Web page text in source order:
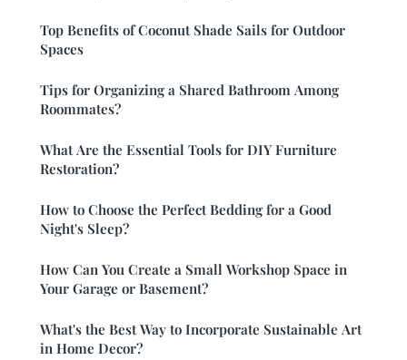
Top Benefits of Coconut Shade Sails for Outdoor
Spaces
Tips for Organizing a Shared Bathroom Among
Roommates?
What Are the Essential Tools for DIY Furniture
Restoration?
How to Choose the Perfect Bedding for a Good
Night's Sleep?
How Can You Create a Small Workshop Space in
Your Garage or Basement?
What's the Best Way to Incorporate Sustainable Art
in Home Decor?